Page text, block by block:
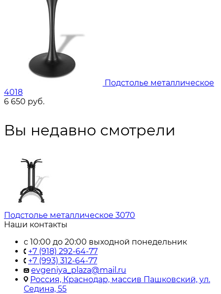
Подстолье металлическое
4018
6 650 руб.
Вы недавно смотрели
Подстолье металлическое 3070
Наши контакты
с 10:00 до 20:00 выходной понедельник
+7 (918) 292-64-77
+7 (993) 312-64-77
evgeniya_plaza@mail.ru
Россия, Краснодар, массив Пашковский, ул.
Седина, 55